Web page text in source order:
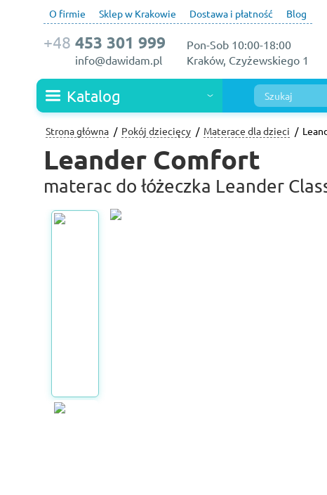
O firmie Sklep w Krakowie Dostawa i płatność Blog
Pon-Sob 10:00-18:00
Kraków, Czyżewskiego 1
+48 453 301 999
info@dawidam.pl
Katalog
Strona główna Pokój dziecięcy Materace dla dzieci
Leander Comfort
materac do łóżeczka Leander